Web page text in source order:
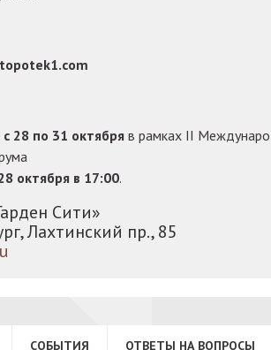
с 28 по 31 октябряв рамках II
октября в 17:00.
Сити»
Лахтинский пр., 85
СОБЫТИЯ ОТВЕТЫ НА ВОПРОСЫ